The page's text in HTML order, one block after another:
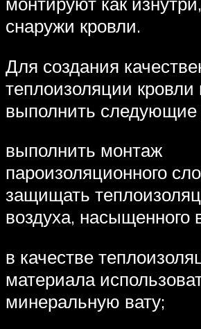
снаружи кровли.
Для создания
теплоизоляции
выполнить следующие
выполнить монтаж
пароизоляционного
защищать
воздуха, насыщенного
в качестве
материала
минеральную вату;